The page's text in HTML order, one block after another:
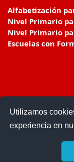
Utilizamos
experiencia en
Alfabetización
Nivel Primario
Nivel Primario
Escuelas con